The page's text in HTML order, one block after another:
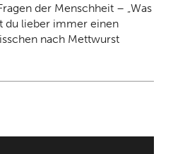
der Menschheit – „Was
du lieber immer einen
nach Mettwurst